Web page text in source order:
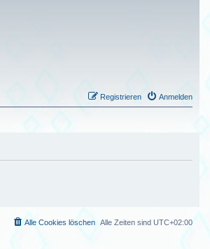
Anmelden
Registrieren
Alle Zeiten sind UTC+02:00
Alle Cookies löschen